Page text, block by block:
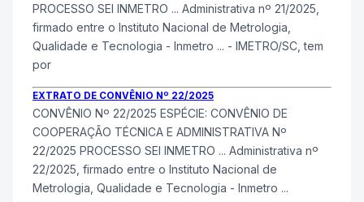
PROCESSO SEI INMETRO ... Administrativa nº 21/2025,
firmado entre o Instituto Nacional de Metrologia,
Qualidade e Tecnologia - Inmetro ... - IMETRO/SC, tem
por
EXTRATO DE CONVÊNIO Nº 22/2025
CONVÊNIO Nº 22/2025 ESPÉCIE: CONVÊNIO DE
COOPERAÇÃO TÉCNICA E ADMINISTRATIVA Nº
22/2025 PROCESSO SEI INMETRO ... Administrativa nº
22/2025, firmado entre o Instituto Nacional de
Metrologia, Qualidade e Tecnologia - Inmetro ...